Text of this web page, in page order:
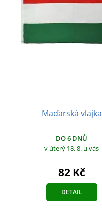
Maďarská vlajka
DO 6 DNŮ
v úterý 18. 8. u vás
82 Kč
DETAIL